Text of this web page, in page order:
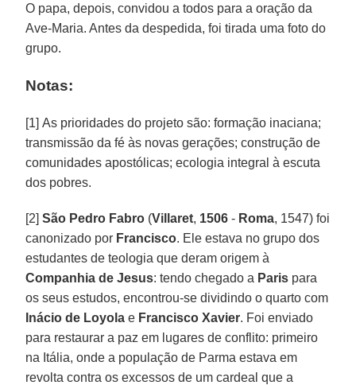
O papa, depois, convidou a todos para a oração da
Ave-Maria. Antes da despedida, foi tirada uma foto do
grupo.
Notas:
[1] As prioridades do projeto são: formação inaciana;
transmissão da fé às novas gerações; construção de
comunidades apostólicas; ecologia integral à escuta
dos pobres.
[2]São Pedro Fabro (Villaret, 1506 - Roma, 1547) foi
canonizado por Francisco. Ele estava no grupo dos
estudantes de teologia que deram origem à
Companhia de Jesus: tendo chegado a Paris para
os seus estudos, encontrou-se dividindo o quarto com
Inácio de Loyola e Francisco Xavier. Foi enviado
para restaurar a paz em lugares de conflito: primeiro
na Itália, onde a população de Parma estava em
revolta contra os excessos de um cardeal que a